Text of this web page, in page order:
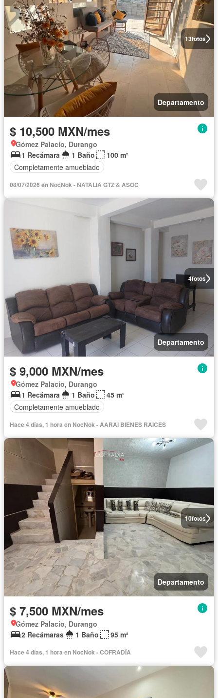
13fotos
Departamento
$ 10,500 MXN/mes
Gómez Palacio, Durango
1 Recámara
1 Baño
100 m²
Completamente amueblado
08/07/2026 en NocNok - NATALIA GTZ & ASOC
4fotos
Departamento
$ 9,000 MXN/mes
Gómez Palacio, Durango
1 Recámara
1 Baño
45 m²
Completamente amueblado
Hace 4 días, 1 hora en NocNok - AARAI BIENES RAICES
10fotos
Departamento
$ 7,500 MXN/mes
Gómez Palacio, Durango
2 Recámaras
1 Baño 95 m²
Hace 4 días, 1 hora en NocNok - COFRADÍA